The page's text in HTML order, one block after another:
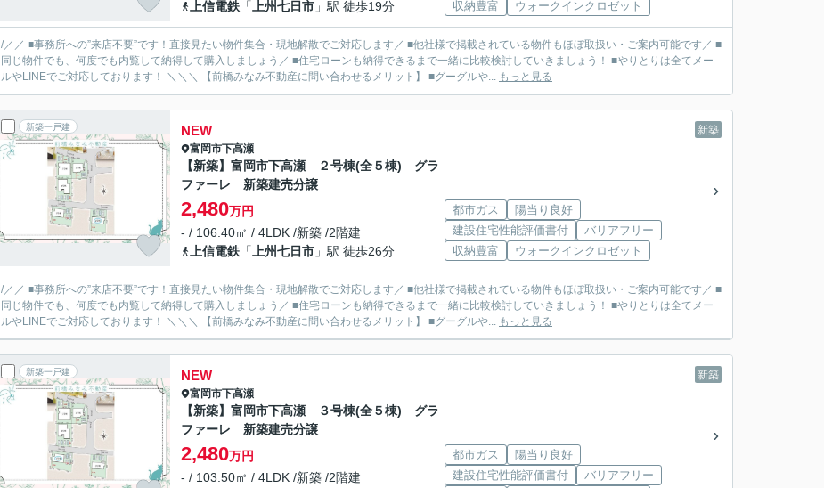
上信電鉄 「 上州七日市 」駅 徒歩19分
収納豊富
ウォークインクロゼット
/／／ ■事務所への”来店不要”です！直接見たい物件集合・現地解散でご対応します／ ■他社様で掲載されている物件もほぼ取扱い・ご案内可能です／ ■
同じ物件でも、何度でも内覧して納得して購入しましょう／ ■住宅ローンも納得できるまで一緒に比較検討していきましょう！ ■やりとりは全てメー
ルやLINEでご対応しております！ ＼＼＼ 【前橋みなみ不動産に問い合わせるメリット】 ■グーグルや... もっと見る
新築一戸建 新築
NEW
富岡市下高瀬
【新築】富岡市下高瀬 ２号棟(全５棟) グラ
ファーレ 新築建売分譲
2,480万円
- / 106.40㎡ / 4LDK /新築 /2階建
上信電鉄 「 上州七日市 」駅 徒歩26分
都市ガス
陽当り良好
建設住宅性能評価書付
バリアフリー
収納豊富
ウォークインクロゼット
/／／ ■事務所への”来店不要”です！直接見たい物件集合・現地解散でご対応します／ ■他社様で掲載されている物件もほぼ取扱い・ご案内可能です／ ■
同じ物件でも、何度でも内覧して納得して購入しましょう／ ■住宅ローンも納得できるまで一緒に比較検討していきましょう！ ■やりとりは全てメー
ルやLINEでご対応しております！ ＼＼＼ 【前橋みなみ不動産に問い合わせるメリット】 ■グーグルや... もっと見る
新築一戸建 新築
NEW
富岡市下高瀬
【新築】富岡市下高瀬 ３号棟(全５棟) グラ
ファーレ 新築建売分譲
2,480万円
- / 103.50㎡ / 4LDK /新築 /2階建
都市ガス
陽当り良好
建設住宅性能評価書付
バリアフリー